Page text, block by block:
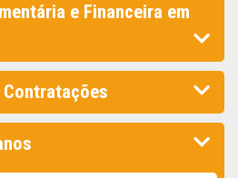
e Financeira em